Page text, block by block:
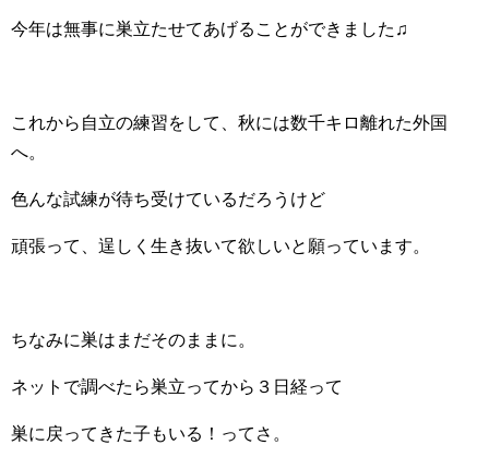
今年は無事に巣立たせてあげることができました♫
これから自立の練習をして、秋には数千キロ離れた外国
へ。
色んな試練が待ち受けているだろうけど
頑張って、逞しく生き抜いて欲しいと願っています。
ちなみに巣はまだそのままに。
ネットで調べたら巣立ってから３日経って
巣に戻ってきた子もいる！ってさ。